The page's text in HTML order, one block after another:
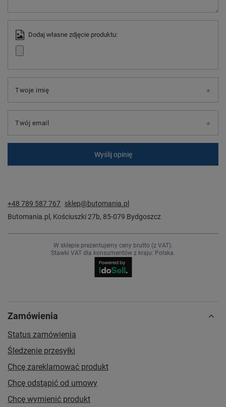
Dodaj własne zdjęcie produktu:
Twoje imię
Twój email
Wyślij opinię
+48 789 587 767 sklep@butomania.pl
Butomania.pl , Kościuszki 27b, 85-079 Bydgoszcz
W sklepie prezentujemy ceny brutto (z VAT).
Stawki VAT dla konsumentów z kraju: Polska.
Zamówienia
Status zamówienia
Śledzenie przesyłki
Chcę zareklamować produkt
Chcę odstąpić od umowy
Chcę wymienić produkt